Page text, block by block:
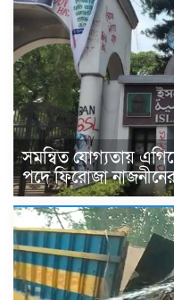
সমন্বিত যোগ্যতায়
পদে ফিরোজা